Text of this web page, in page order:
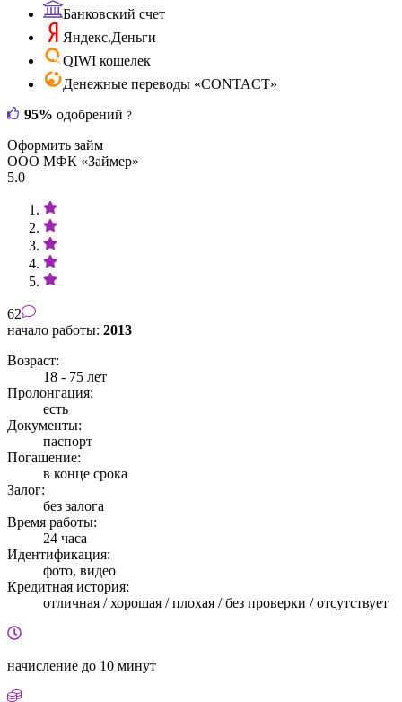
Банковский счет
Яндекс.Деньги
QIWI кошелек
Денежные переводы «CONTACT»
95% одобрений ?
Оформить займ
ООО МФК «Займер»
5.0
62
начало работы: 2013
Возраст:
18 - 75 лет
Пролонгация:
есть
Документы:
паспорт
Погашение:
в конце срока
Залог:
без залога
Время работы:
24 часа
Идентификация:
фото, видео
Кредитная история:
отличная / хорошая / плохая / без проверки / отсутствует
начисление до 10 минут